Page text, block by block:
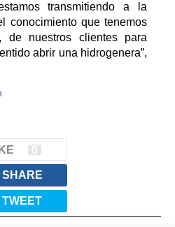
transmitiendo a la
conocimiento que tenemos
de nuestros clientes para
abrir una hidrogenera”,
0
SHARE
TWEET